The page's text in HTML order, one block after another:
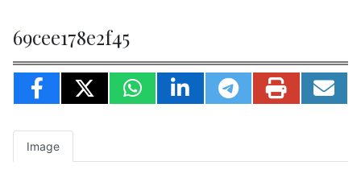
69cee178e2f45
Image